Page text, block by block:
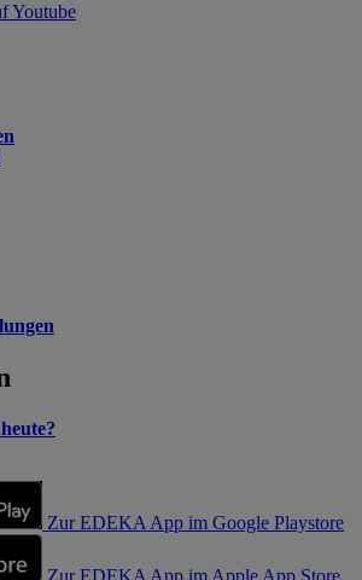
Youtube
Zur EDEKA App im Google Playstore
Zur EDEKA App im Apple App Store